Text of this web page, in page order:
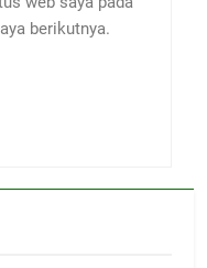
berikutnya.